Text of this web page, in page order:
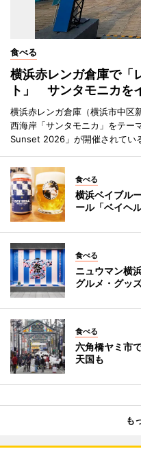
食べる
横浜赤レンガ倉庫で「
ト」 サンタモニカを
横浜赤レンガ倉庫（横浜市中区
西海岸「サンタモニカ」をテー
Sunset 2026」が開催されてい
食べる
横浜ベイブル
ール「ベイヘル
食べる
ニュウマン横
グルメ・グッ
食べる
六角橋ヤミ市
天国も
も